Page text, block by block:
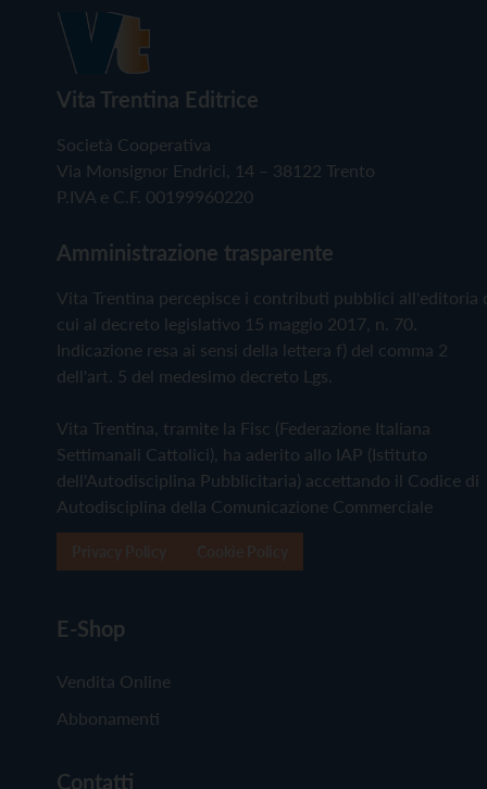
Vita Trentina Editrice
Società Cooperativa
Via Monsignor Endrici, 14 – 38122 Trento
P.IVA e C.F. 00199960220
Amministrazione trasparente
Vita Trentina percepisce i contributi pubblici all'editoria
cui al decreto legislativo 15 maggio 2017, n. 70.
Indicazione resa ai sensi della lettera f) del comma 2
dell'art. 5 del medesimo decreto Lgs.
Vita Trentina, tramite la Fisc (Federazione Italiana
Settimanali Cattolici), ha aderito allo IAP (Istituto
dell'Autodisciplina Pubblicitaria) accettando il Codice di
Autodisciplina della Comunicazione Commerciale
E-Shop
Vendita Online
Abbonamenti
Contatti